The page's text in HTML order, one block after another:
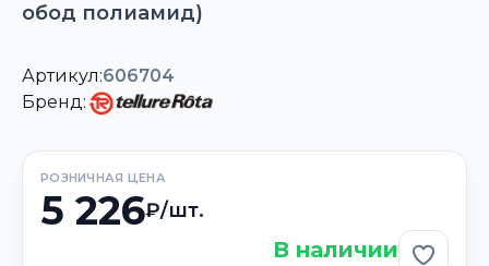
обод полиамид)
Артикул:606704
Бренд:
РОЗНИЧНАЯ ЦЕНА
5 226₽/шт.
В наличии